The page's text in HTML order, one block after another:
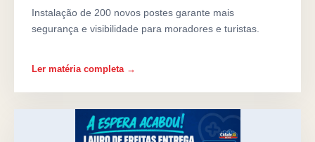
Instalação de 200 novos postes garante mais
segurança e visibilidade para moradores e turistas.
Ler matéria completa →